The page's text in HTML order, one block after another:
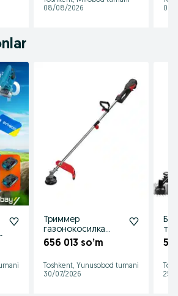
08/08/2026
08/
Триммер
газонокосилка
электрическая
656 013 so’m
Toshkent, Yunusobod tumani
30/07/2026
25/